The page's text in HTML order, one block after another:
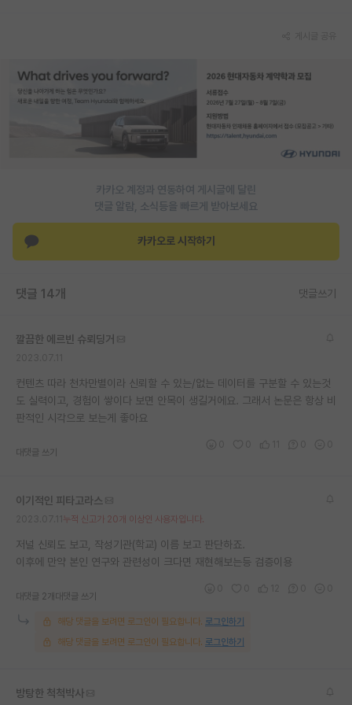
홍보 게시판
커리어
반도체 아카데미
카카오 계정과 연동하여 게시글에 달린
댓글 알람, 소식등을 빠르게 받아보세요
카카오로 시작하기
댓글 14개 댓글쓰기
깔끔한 에르빈 슈뢰딩거
컨텐츠 따라 천차만별이라 신뢰할 수 있는/없는 데이터를 구분할 수 있는것
도 실력이고, 경험이 쌓이다 보면 안목이 생길거에요. 그래서 논문은 항상 비
판적인 시각으로 보는게 좋아요
대댓글 쓰기
이기적인 피타고라스
누적 신고가 20개 이상인 사용자입니다.
저널 신뢰도 보고, 작성기관(학교) 이름 보고 판단하죠.
이후에 만약 본인 연구와 관련성이 크다면 재현해보는등 검증이용
대댓글 2개 대댓글 쓰기
해당 댓글을 보려면 로그인이 필요합니다. 로그인하기
해당 댓글을 보려면 로그인이 필요합니다. 로그인하기
방탕한 척척박사